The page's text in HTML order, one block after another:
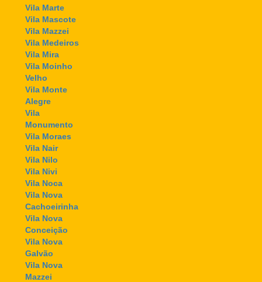
Vila Marte
Vila Mascote
Vila Mazzei
Vila Medeiros
Vila Mira
Vila Moinho
Velho
Vila Monte
Alegre
Vila
Monumento
Vila Moraes
Vila Nair
Vila Nilo
Vila Nivi
Vila Noca
Vila Nova
Cachoeirinha
Vila Nova
Conceição
Vila Nova
Galvão
Vila Nova
Mazzei